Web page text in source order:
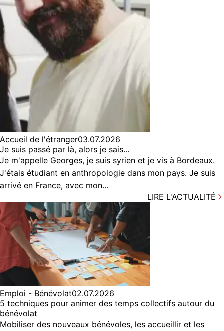
Accueil de l'étranger03.07.2026
Je suis passé par là, alors je sais...
Je m'appelle Georges, je suis syrien et je vis à Bordeaux.
J'étais étudiant en anthropologie dans mon pays. Je suis
arrivé en France, avec mon…
LIRE L'ACTUALITÉ
Emploi - Bénévolat02.07.2026
5 techniques pour animer des temps collectifs autour du
bénévolat
Mobiliser des nouveaux bénévoles, les accueillir et les